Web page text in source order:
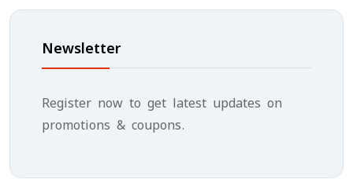
Newsletter
Register now to get latest updates on
promotions & coupons.